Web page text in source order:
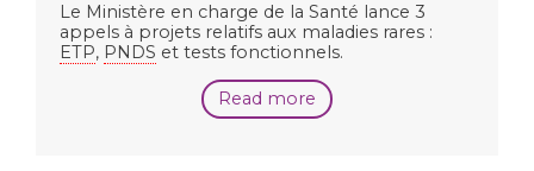
Le Ministère en charge de la Santé lance 3
appels à projets relatifs aux maladies rares :
ETP, PNDS et tests fonctionnels.
Read more